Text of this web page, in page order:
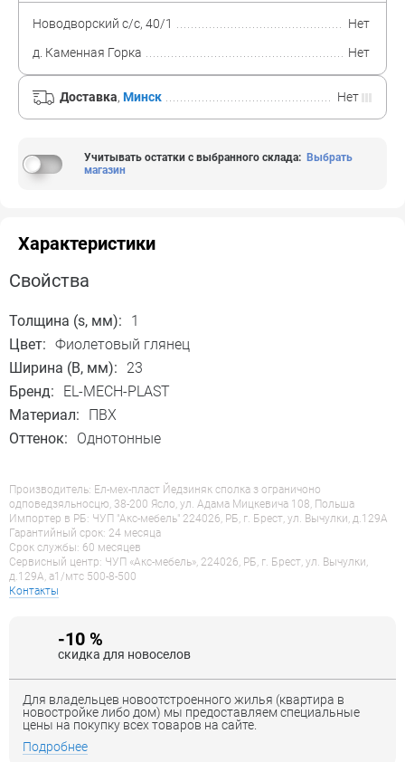
Новодворский с/с, 40/1
Нет
д. Каменная Горка
Нет
Доставка, Минск Нет
Учитывать остатки с выбранного склада: Выбрать
магазин
Характеристики
Свойства
Толщина (s, мм):
1
Цвет: Фиолетовый глянец
Ширина (B, мм):
23
Бренд:
EL-MECH-PLAST
Материал:
ПВХ
Оттенок:
Однотонные
Производитель: Ел-мех-пласт Йедзиняк сполка з ограничоно
одповедзяльносцю, 38-200 Ясло, ул. Адама Мицкевича 108, Польша
Импортер в РБ: ЧУП "Акс-мебель" 224026, РБ, г. Брест, ул. Вычулки, д.129А
Гарантийный срок: 24 месяца
Срок службы: 60 месяцев
Сервисный центр: ЧУП «Акс-мебель», 224026, РБ, г. Брест, ул. Вычулки,
д.129А, a1/мтс 500-8-500
Контакты
-10 %
скидка для новоселов
Для владельцев новоотстроенного жилья (квартира в
новостройке либо дом) мы предоставляем специальные
цены на покупку всех товаров на сайте.
Подробнее